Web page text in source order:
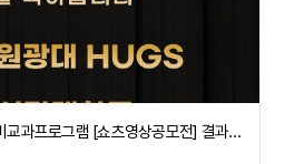
[공통] [원광대학교] HUSS 비교과프로그램 [쇼츠영상공모전] 결과 공지